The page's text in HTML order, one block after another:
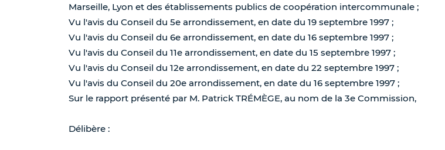
Marseille, Lyon et des établissements publics de coopération intercommunale ;
Vu l'avis du Conseil du 5e arrondissement, en date du 19 septembre 1997 ;
Vu l'avis du Conseil du 6e arrondissement, en date du 16 septembre 1997 ;
Vu l'avis du Conseil du 11e arrondissement, en date du 15 septembre 1997 ;
Vu l'avis du Conseil du 12e arrondissement, en date du 22 septembre 1997 ;
Vu l'avis du Conseil du 20e arrondissement, en date du 16 septembre 1997 ;
Sur le rapport présenté par M. Patrick TRÉMÈGE, au nom de la 3e Commission,
Délibère :